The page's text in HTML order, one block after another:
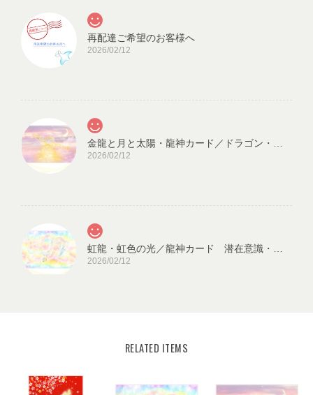
再配達ご希望のお客様へ
2026/02/12
2026/02/12
2026/02/12
RELATED ITEMS